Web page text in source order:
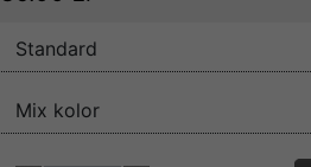
Standard
Mix kolor